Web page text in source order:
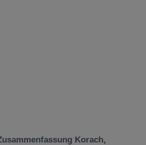
Korach,